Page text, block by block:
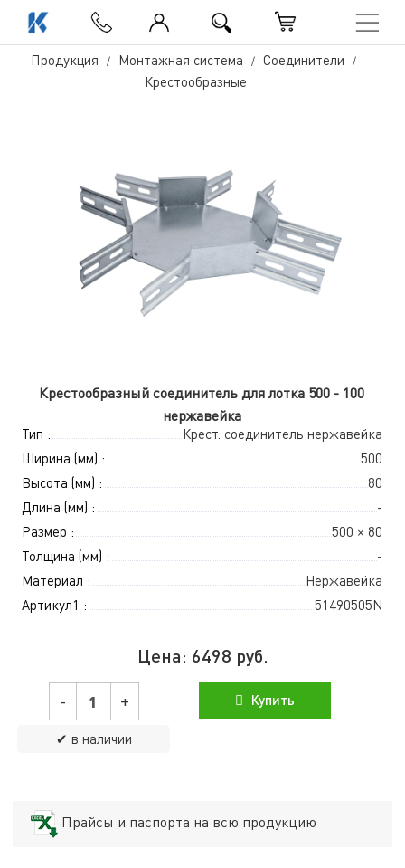
Продукция Монтажная система
Соединители
Крестообразные
Крестообразный соединитель для лотка 500 - 100
нержавейка
Тип :
Крест. соединитель нержавейка
Ширина (мм) :
500
Высота (мм) :
80
Длина (мм) :
-
Размер :
500 × 80
Толщина (мм) :
-
Материал :
Нержавейка
Артикул1 :
51490505N
Цена: 6498 руб.
- +
✔ в наличии
Купить
Прайсы и паспорта на всю продукцию